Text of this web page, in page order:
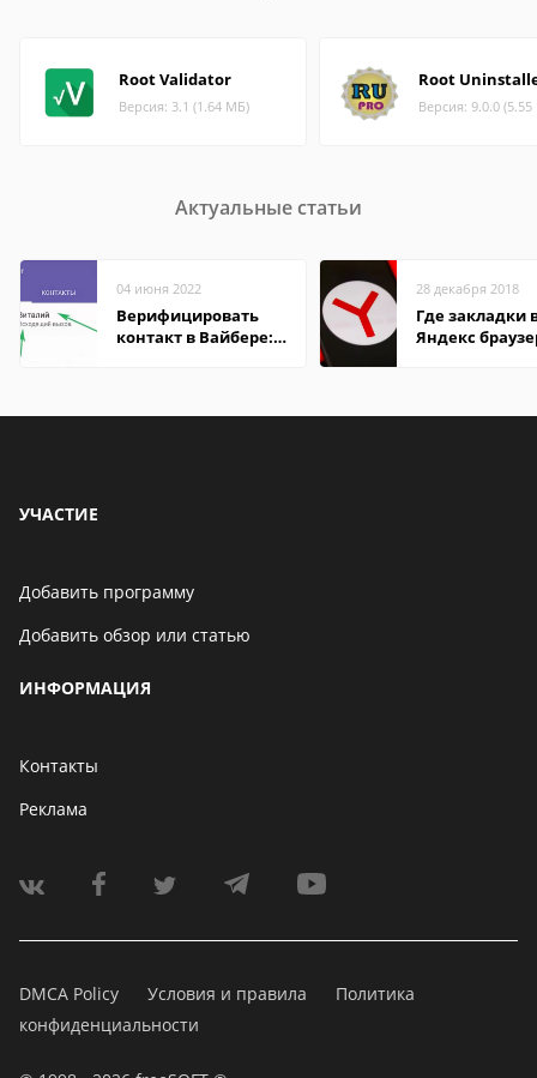
Root Validator
Версия: 3.1 (1.64 МБ)
Root
Версия: 9.0.0
Актуальные статьи
04 июня 2022
Верифицировать
контакт в Вайбере:
28 декабря 2018
Где закладки
Яндекс
УЧАСТИЕ
Добавить программу
Добавить обзор или статью
ИНФОРМАЦИЯ
Контакты
Реклама
DMCA Policy Условия и правила
Политика
конфиденциальности